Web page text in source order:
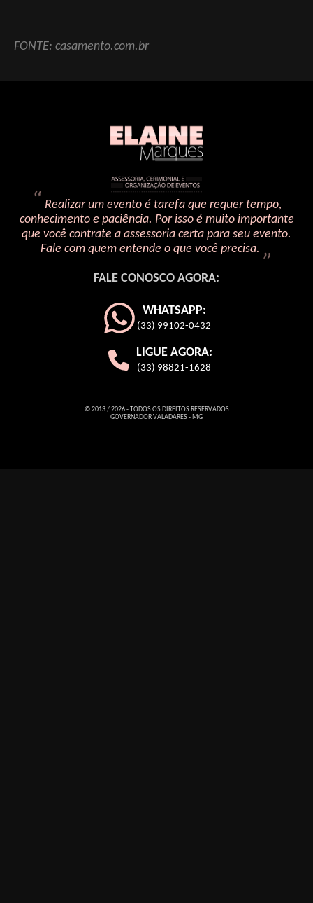
FONTE: casamento.com.br
Realizar um evento é tarefa que requer tempo,
conhecimento e paciência. Por isso é muito importante
que você contrate a assessoria certa para seu evento.
Fale com quem entende o que você precisa.
FALE CONOSCO AGORA:
WHATSAPP:
(33) 99102-0432
LIGUE AGORA:
(33) 98821-1628
© 2013 / 2026 - TODOS OS DIREITOS RESERVADOS
GOVERNADOR VALADARES - MG